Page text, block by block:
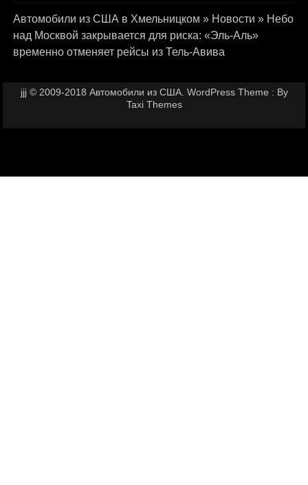
Автомобили из США в Хмельницком » Новости » Небо
над Москвой закрывается для риска: «Эль-Аль»
временно отменяет рейсы из Тель-Авива
jjj © 2009-2018 Автомобили из США. WordPress Theme : By
Taxi Themes